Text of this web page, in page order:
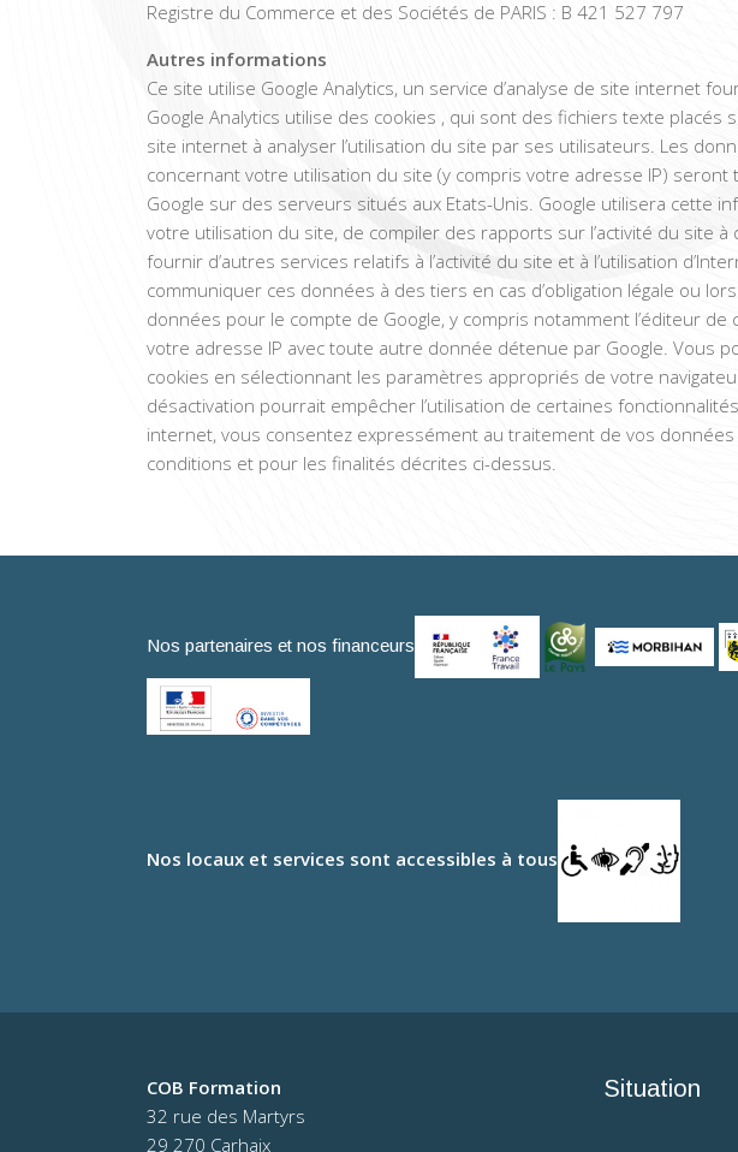
Registre du Commerce et des Sociétés de PARIS : B 421 527 797
Autres informations
Ce site utilise Google Analytics, un service d’analyse de site internet
Google Analytics utilise des cookies , qui sont des fichiers texte
site internet à analyser l’utilisation du site par ses utilisateurs. Les
concernant votre utilisation du site (y compris votre adresse IP)
Google sur des serveurs situés aux Etats-Unis. Google utilisera cette
votre utilisation du site, de compiler des rapports sur l’activité du site
fournir d’autres services relatifs à l’activité du site et à l’utilisation
communiquer ces données à des tiers en cas d’obligation légale ou
données pour le compte de Google, y compris notamment l’éditeur de
votre adresse IP avec toute autre donnée détenue par Google. Vous
cookies en sélectionnant les paramètres appropriés de votre
désactivation pourrait empêcher l’utilisation de certaines
internet, vous consentez expressément au traitement de vos
conditions et pour les finalités décrites ci-dessus.
Nos partenaires et nos financeurs
Nos locaux et services sont accessibles à tous
COB Formation
32 rue des Martyrs
29 270 Carhaix
Situation